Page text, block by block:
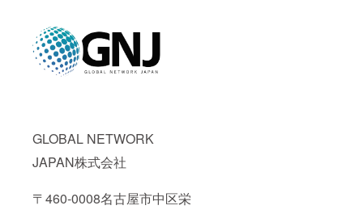
GLOBAL NETWORK
JAPAN株式会社
〒460-0008名古屋市中区栄